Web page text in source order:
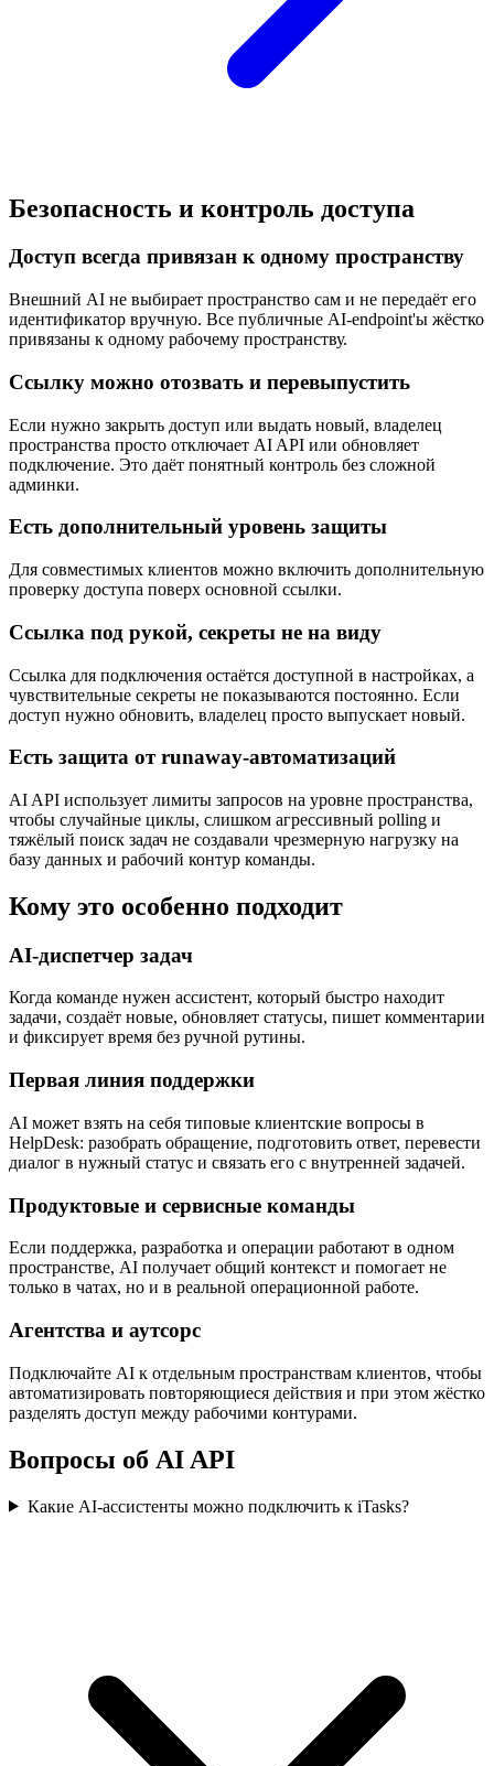
Безопасность и контроль доступа
Доступ всегда привязан к одному пространству
Внешний AI не выбирает пространство сам и не передаёт его
идентификатор вручную. Все публичные AI-endpoint'ы жёстко
привязаны к одному рабочему пространству.
Ссылку можно отозвать и перевыпустить
Если нужно закрыть доступ или выдать новый, владелец
пространства просто отключает AI API или обновляет
подключение. Это даёт понятный контроль без сложной
админки.
Есть дополнительный уровень защиты
Для совместимых клиентов можно включить дополнительную
проверку доступа поверх основной ссылки.
Ссылка под рукой, секреты не на виду
Ссылка для подключения остаётся доступной в настройках, а
чувствительные секреты не показываются постоянно. Если
доступ нужно обновить, владелец просто выпускает новый.
Есть защита от runaway-автоматизаций
AI API использует лимиты запросов на уровне пространства,
чтобы случайные циклы, слишком агрессивный polling и
тяжёлый поиск задач не создавали чрезмерную нагрузку на
базу данных и рабочий контур команды.
Кому это особенно подходит
AI-диспетчер задач
Когда команде нужен ассистент, который быстро находит
задачи, создаёт новые, обновляет статусы, пишет комментарии
и фиксирует время без ручной рутины.
Первая линия поддержки
AI может взять на себя типовые клиентские вопросы в
HelpDesk: разобрать обращение, подготовить ответ, перевести
диалог в нужный статус и связать его с внутренней задачей.
Продуктовые и сервисные команды
Если поддержка, разработка и операции работают в одном
пространстве, AI получает общий контекст и помогает не
только в чатах, но и в реальной операционной работе.
Агентства и аутсорс
Подключайте AI к отдельным пространствам клиентов, чтобы
автоматизировать повторяющиеся действия и при этом жёстко
разделять доступ между рабочими контурами.
Вопросы об AI API